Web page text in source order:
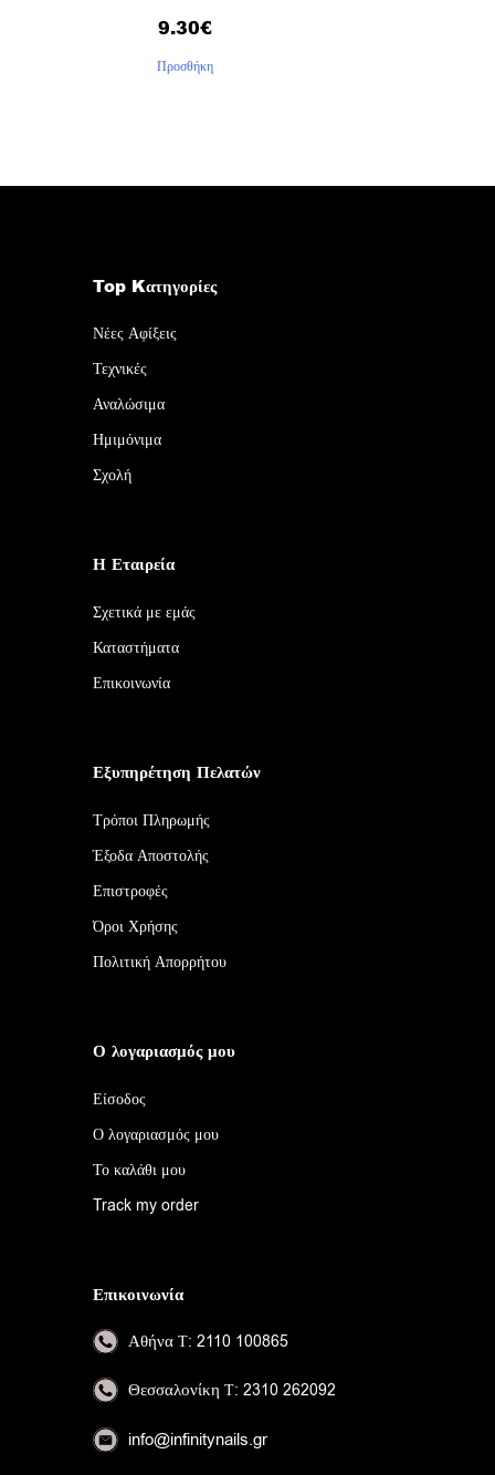
9.30€
Προσθήκη
Top Kατηγορίες
Νέες Αφίξεις
Τεχνικές
Αναλώσιμα
Ημιμόνιμα
Σχολή
Η Εταιρεία
Σχετικά με εμάς
Καταστήματα
Επικοινωνία
Εξυπηρέτηση Πελατών
Τρόποι Πληρωμής
Έξοδα Αποστολής
Επιστροφές
Όροι Χρήσης
Πολιτική Απορρήτου
Ο λογαριασμός μου
Είσοδος
Ο λογαριασμός μου
Το καλάθι μου
Track my order
Επικοινωνία
ΑθήναΤ: 2110 100865
ΘεσσαλονίκηΤ: 2310 262092
info@infinitynails.gr